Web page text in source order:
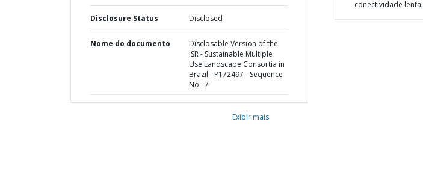
Disclosure Status Disclosed
Nome do documento
Disclosable Version of the
ISR - Sustainable Multiple
Use Landscape Consortia in
Brazil - P172497 - Sequence
No : 7
Exibir mais
conectividade lenta.